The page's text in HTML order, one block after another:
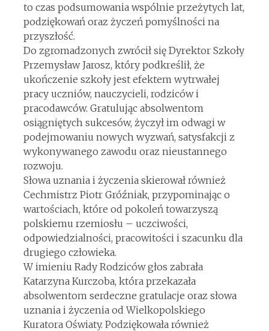
to czas podsumowania wspólnie przeżytych lat,
podziękowań oraz życzeń pomyślności na
przyszłość.
Do zgromadzonych zwrócił się Dyrektor Szkoły
Przemysław Jarosz, który podkreślił, że
ukończenie szkoły jest efektem wytrwałej
pracy uczniów, nauczycieli, rodziców i
pracodawców. Gratulując absolwentom
osiągniętych sukcesów, życzył im odwagi w
podejmowaniu nowych wyzwań, satysfakcji z
wykonywanego zawodu oraz nieustannego
rozwoju.
Słowa uznania i życzenia skierował również
Cechmistrz Piotr Gróźniak, przypominając o
wartościach, które od pokoleń towarzyszą
polskiemu rzemiosłu – uczciwości,
odpowiedzialności, pracowitości i szacunku dla
drugiego człowieka.
W imieniu Rady Rodziców głos zabrała
Katarzyna Kurczoba, która przekazała
absolwentom serdeczne gratulacje oraz słowa
uznania i życzenia od Wielkopolskiego
Kuratora Oświaty. Podziękowała również